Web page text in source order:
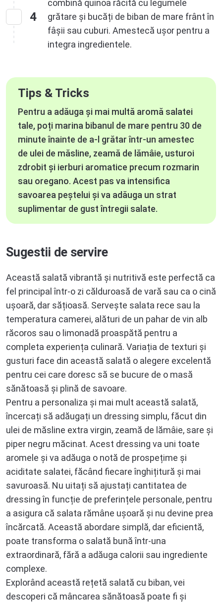
4
combină quinoa răcită cu legumele
grătare și bucăți de biban de mare frânt în
fâșii sau cuburi. Amestecă ușor pentru a
integra ingredientele.
Tips & Tricks
Pentru a adăuga și mai multă aromă salatei
tale, poți marina bibanul de mare pentru 30 de
minute înainte de a-l grătar într-un amestec
de ulei de măsline, zeamă de lămâie, usturoi
zdrobit și ierburi aromatice precum rozmarin
sau oregano. Acest pas va intensifica
savoarea peștelui și va adăuga un strat
suplimentar de gust întregii salate.
Sugestii de servire
Această salată vibrantă și nutritivă este perfectă ca
fel principal într-o zi călduroasă de vară sau ca o cină
ușoară, dar sățioasă. Servește salata rece sau la
temperatura camerei, alături de un pahar de vin alb
răcoros sau o limonadă proaspătă pentru a
completa experiența culinară. Variația de texturi și
gusturi face din această salată o alegere excelentă
pentru cei care doresc să se bucure de o masă
sănătoasă și plină de savoare.
Pentru a personaliza și mai mult această salată,
încercați să adăugați un dressing simplu, făcut din
ulei de măsline extra virgin, zeamă de lămâie, sare și
piper negru măcinat. Acest dressing va uni toate
aromele și va adăuga o notă de prospețime și
aciditate salatei, făcând fiecare înghițitură și mai
savuroasă. Nu uitați să ajustați cantitatea de
dressing în funcție de preferințele personale, pentru
a asigura că salata rămâne ușoară și nu devine prea
încărcată. Această abordare simplă, dar eficientă,
poate transforma o salată bună într-una
extraordinară, fără a adăuga calorii sau ingrediente
complexe.
Explorând această rețetă salată cu biban, vei
descoperi că mâncarea sănătoasă poate fi și